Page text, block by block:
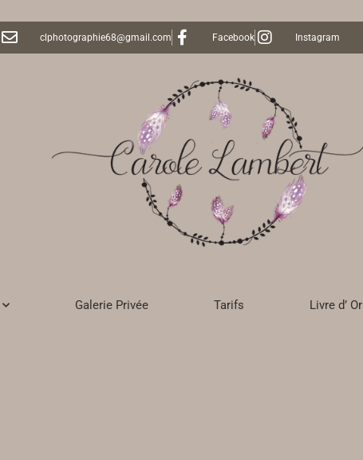
clphotographie68@gmail.com Facebook Instagram
Galerie Privée Tarifs Livre d’ Or